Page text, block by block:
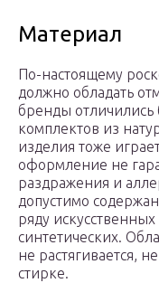
Материал
По-настоящему
должно обладать
бренды отличились
комплектов из
изделия тоже
оформление не
раздражения и
допустимо
ряду
синтетических.
не растягивается,
стирке.